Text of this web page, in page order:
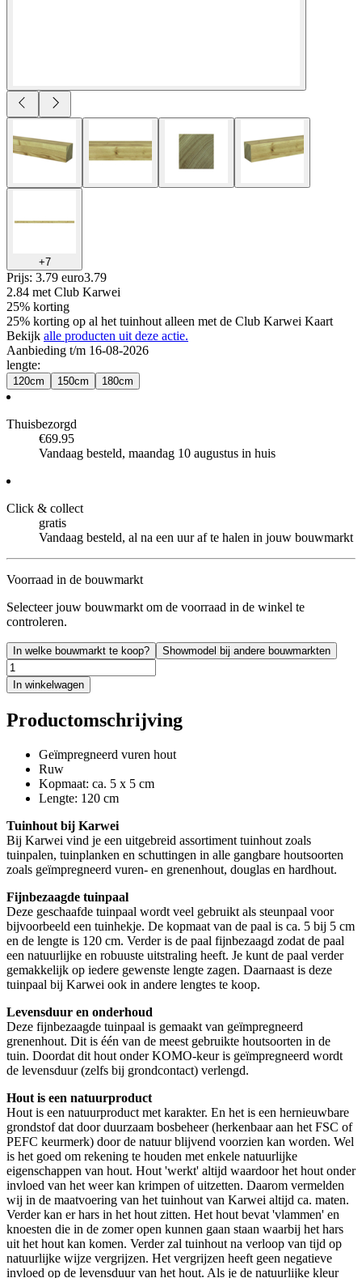
+7
Prijs: 3.79 euro3.79
2.84 met Club Karwei
25% korting
25% korting op al het tuinhout alleen met de Club Karwei Kaart
Bekijk alle producten uit deze actie.
Aanbieding t/m 16-08-2026
lengte:
120cm 150cm 180cm
Thuisbezorgd
€69.95
Vandaag besteld, maandag 10 augustus in huis
Click & collect
gratis
Vandaag besteld, al na een uur af te halen in jouw bouwmarkt
Voorraad in de bouwmarkt
Selecteer jouw bouwmarkt om de voorraad in de winkel te
controleren.
In welke bouwmarkt te koop? Showmodel bij andere bouwmarkten
In winkelwagen
Productomschrijving
Geïmpregneerd vuren hout
Ruw
Kopmaat: ca. 5 x 5 cm
Lengte: 120 cm
Tuinhout bij Karwei
Bij Karwei vind je een uitgebreid assortiment tuinhout zoals
tuinpalen, tuinplanken en schuttingen in alle gangbare houtsoorten
zoals geïmpregneerd vuren- en grenenhout, douglas en hardhout.
Fijnbezaagde tuinpaal
Deze geschaafde tuinpaal wordt veel gebruikt als steunpaal voor
bijvoorbeeld een tuinhekje. De kopmaat van de paal is ca. 5 bij 5 cm
en de lengte is 120 cm. Verder is de paal fijnbezaagd zodat de paal
een natuurlijke en robuuste uitstraling heeft. Je kunt de paal verder
gemakkelijk op iedere gewenste lengte zagen. Daarnaast is deze
tuinpaal bij Karwei ook in andere lengtes te koop.
Levensduur en onderhoud
Deze fijnbezaagde tuinpaal is gemaakt van geïmpregneerd
grenenhout. Dit is één van de meest gebruikte houtsoorten in de
tuin. Doordat dit hout onder KOMO-keur is geïmpregneerd wordt
de levensduur (zelfs bij grondcontact) verlengd.
Hout is een natuurproduct
Hout is een natuurproduct met karakter. En het is een hernieuwbare
grondstof dat door duurzaam bosbeheer (herkenbaar aan het FSC of
PEFC keurmerk) door de natuur blijvend voorzien kan worden. Wel
is het goed om rekening te houden met enkele natuurlijke
eigenschappen van hout. Hout 'werkt' altijd waardoor het hout onder
invloed van het weer kan krimpen of uitzetten. Daarom vermelden
wij in de maatvoering van het tuinhout van Karwei altijd ca. maten.
Verder kan er hars in het hout zitten. Het hout bevat 'vlammen' en
knoesten die in de zomer open kunnen gaan staan waarbij het hars
uit het hout kan komen. Verder zal tuinhout na verloop van tijd op
natuurlijke wijze vergrijzen. Het vergrijzen heeft geen negatieve
invloed op de levensduur van het hout. Als je de natuurlijke kleur